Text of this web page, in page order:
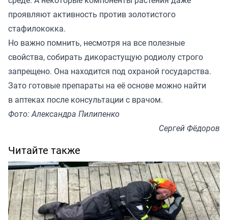
проявляют активность против золотистого
стафилококка.
Но важно помнить, несмотря на все полезные
свойства, собирать дикорастущую родиолу строго
запрещено. Она находится под охраной государства.
Зато готовые препараты на её основе можно найти
в аптеках после консультации с врачом.
Фото: Александра Пилипенко
Сергей Фёдоров
Читайте также